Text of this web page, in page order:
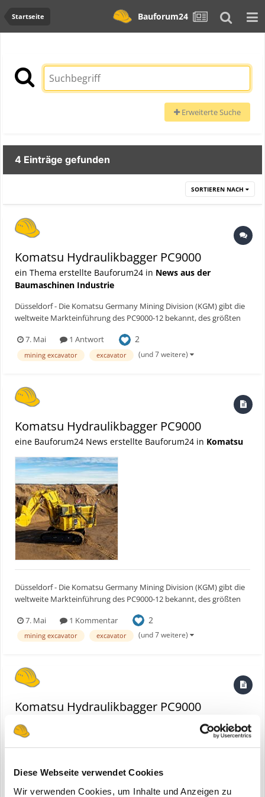
Diese Webseite verwendet Cookies
Wir verwenden Cookies, um Inhalte und Anzeigen zu
Startseite Bauforum24
Erweiterte Suche
4 Einträge gefunden
SORTIEREN NACH
Komatsu Hydraulikbagger PC9000
ein Thema erstellte Bauforum24 in News aus der
Baumaschinen Industrie
Düsseldorf - Die Komatsu Germany Mining Division (KGM) gibt die
weltweite Markteinführung des PC9000-12 bekannt, des größten
Komatsu. Nach seiner erfolgreichen Markteinführung in Kanada ist
der PC9000-12 nun weltweit über das globale Hä...
7. Mai 1 Antwort 2
mining excavator excavator (und 7 weitere)
Komatsu Hydraulikbagger PC9000
eine Bauforum24 News erstellte Bauforum24 in Komatsu
Düsseldorf - Die Komatsu Germany Mining Division (KGM) gibt die
weltweite Markteinführung des PC9000-12 bekannt, des größten
Komatsu. Nach seiner erfolgreichen Markteinführung in Kanada ist
der PC9000-12 nun weltweit über das globale Hä...
7. Mai 1 Kommentar 2
mining excavator excavator (und 7 weitere)
Komatsu Hydraulikbagger PC9000
eine Bauforum24 News erstellte Bauforum24 inKomatsu